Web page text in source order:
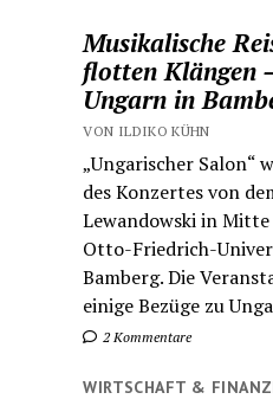
Musikalische
flotten Klängen
Ungarn in
VON ILDIKO KÜHN
„Ungarischer Salon“
des Konzertes von
Lewandowski in
Otto-Friedrich-
Bamberg. Die
einige Bezüge zu
2 Kommentare
WIRTSCHAFT &